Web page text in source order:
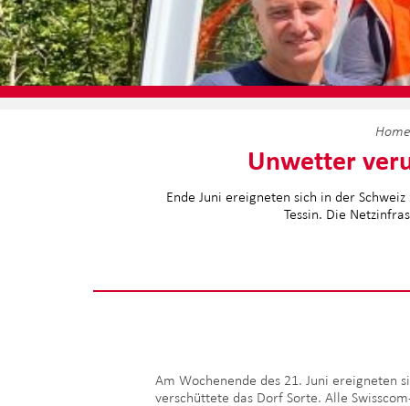
Home
Unwetter
Ende Juni ereigneten sich in der
Tessin. Die
Am Wochenende des 21. Juni ereigneten
verschüttete das Dorf Sorte. Alle